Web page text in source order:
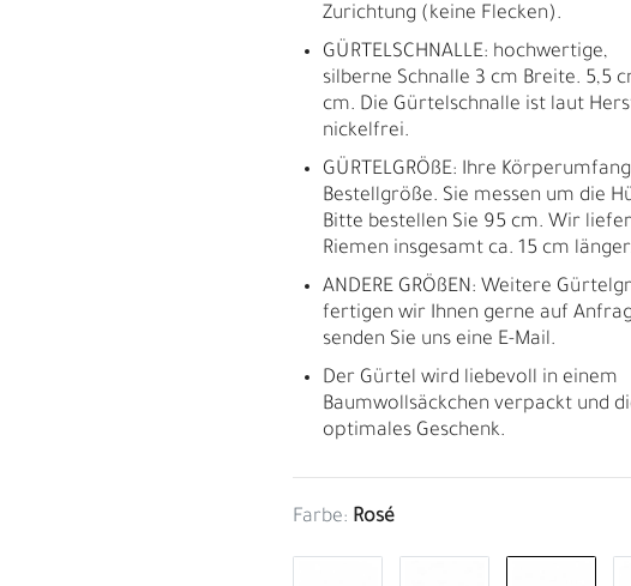
H
Zurichtung (keine Flecken).
GÜRTELSCHNALLE: hochwertige,
silberne Schnalle 3 cm Breite. 5,5
cm. Die Gürtelschnalle ist laut
nickelfrei.
GÜRTELGRÖßE: Ihre
Bestellgröße. Sie messen um die
Bitte bestellen Sie 95 cm. Wir
Riemen insgesamt ca. 15 cm
ANDERE GRÖßEN: Weitere
fertigen wir Ihnen gerne auf
senden Sie uns eine E-Mail.
Der Gürtel wird liebevoll in einem
Baumwollsäckchen verpackt und
optimales Geschenk.
Farbe: Rosé